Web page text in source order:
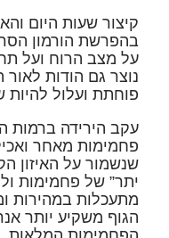
קיצור שעות היום
בהפרשת הורמון
על מצב הרוח ועל
נוצר גם הודות
פוחתת ועלול להיות
עקב הירידה ברמות
פחמימות מאחר
שנשמור על האיזון
יתר” של פחמימות
מתעכלות במהירות
הגוף משקיע יותר